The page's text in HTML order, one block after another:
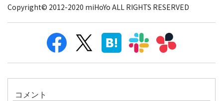
Copyright© 2012-2020 miHoYo ALL RIGHTS RESERVED